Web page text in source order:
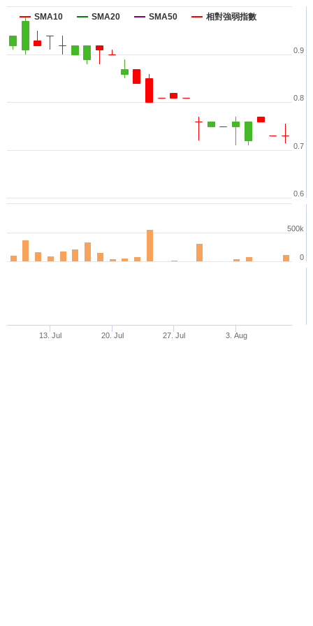
SMA10 SMA20 SMA50 相對強弱指數
13. Jul 20. Jul 27. Jul 3. Aug
0.6
0.7
0.8
0.9
0
500k